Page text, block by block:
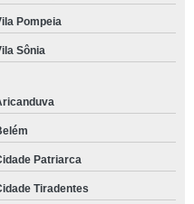
Pompeia
Sônia
Patriarca
Tiradentes